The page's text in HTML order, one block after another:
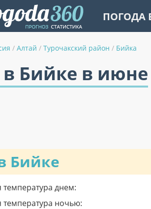
ПОГОДА
/ Алтай / Турочакский район / Бийка
в Бийке в июне
Бийке
температура днем:
температура ночью: